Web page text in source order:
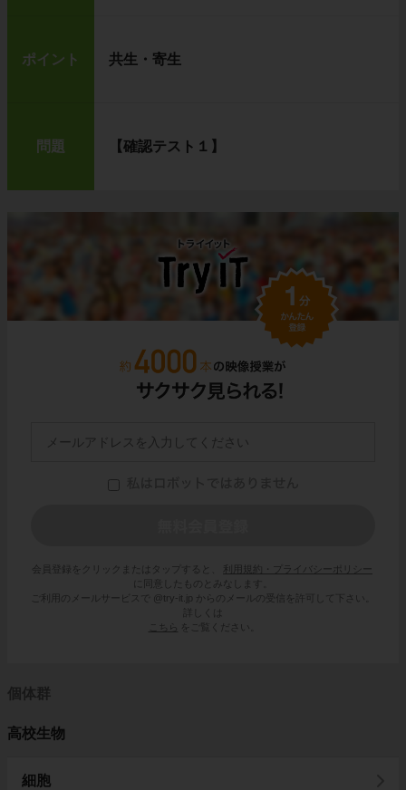
ポイント 共生・寄生
問題 【確認テスト１】
会員登録をクリックまたはタップすると、
利用規約・プライバシーポリシー
に同意したものとみなします。
ご利用のメールサービスで @try-it.jp からのメールの受信を許可して下さい。
詳しくは
こちら
をご覧ください。
個体群
高校生物
細胞